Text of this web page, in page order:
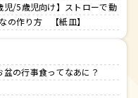
児/5歳児向け】ストローで動
の作り方 【紙皿】
盆の行事食ってなあに？